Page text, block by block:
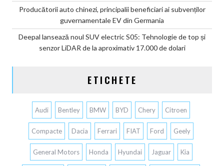
Producătorii auto chinezi, principalii beneficiari ai subvenților
guvernamentale EV din Germania
Deepal lansează noul SUV electric S05: Tehnologie de top și
senzor LiDAR de la aproximativ 17.000 de dolari
ETICHETE
Audi Bentley BMW BYD Chery Citroen
Compacte Dacia Ferrari FIAT Ford Geely
General Motors Honda Hyundai Jaguar Kia